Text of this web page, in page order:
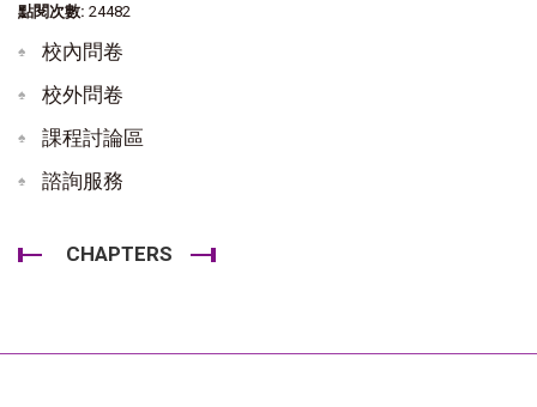
點閱次數: 24482
校內問卷
校外問卷
課程討論區
諮詢服務
CHAPTERS